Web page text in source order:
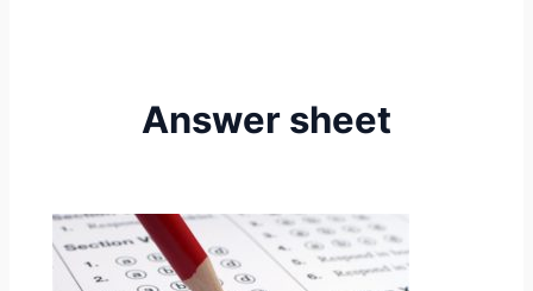
Answer sheet